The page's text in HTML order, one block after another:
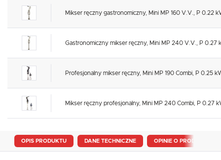
Mikser ręczny gastronomiczny, Mini MP 160 V.V., P 0.22
Gastronomiczny mikser ręczny, Mini MP 240 V.V., P 0.27
Profesjonalny mikser ręczny, Mini MP 190 Combi, P 0.25
Mikser ręczny profesjonalny, Mini MP 240 Combi, P 0.27
OPIS PRODUKTU DANE TECHNICZNE OPINIE O PRODUKCIE